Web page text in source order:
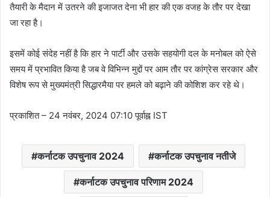
तैयारी के मैदान में उतरने की इजाजत देना भी हार की एक वजह के तौर पर देखा
जा रहा है।
इसमें कोई संदेह नहीं है कि हार ने पार्टी और उसके सहयोगी दल के मनोबल को ऐसे
समय में प्रभावित किया है जब वे विभिन्न मुद्दों पर आम तौर पर कांग्रेस सरकार और
विशेष रूप से मुख्यमंत्री सिद्धारमैया पर हमले को बढ़ाने की कोशिश कर रहे थे।
प्रकाशित– 24 नवंबर, 2024 07:10 पूर्वाह्न IST
कर्नाटक उपचुनाव 2024 कर्नाटक उपचुनाव नतीजे
कर्नाटक उपचुनाव परिणाम 2024